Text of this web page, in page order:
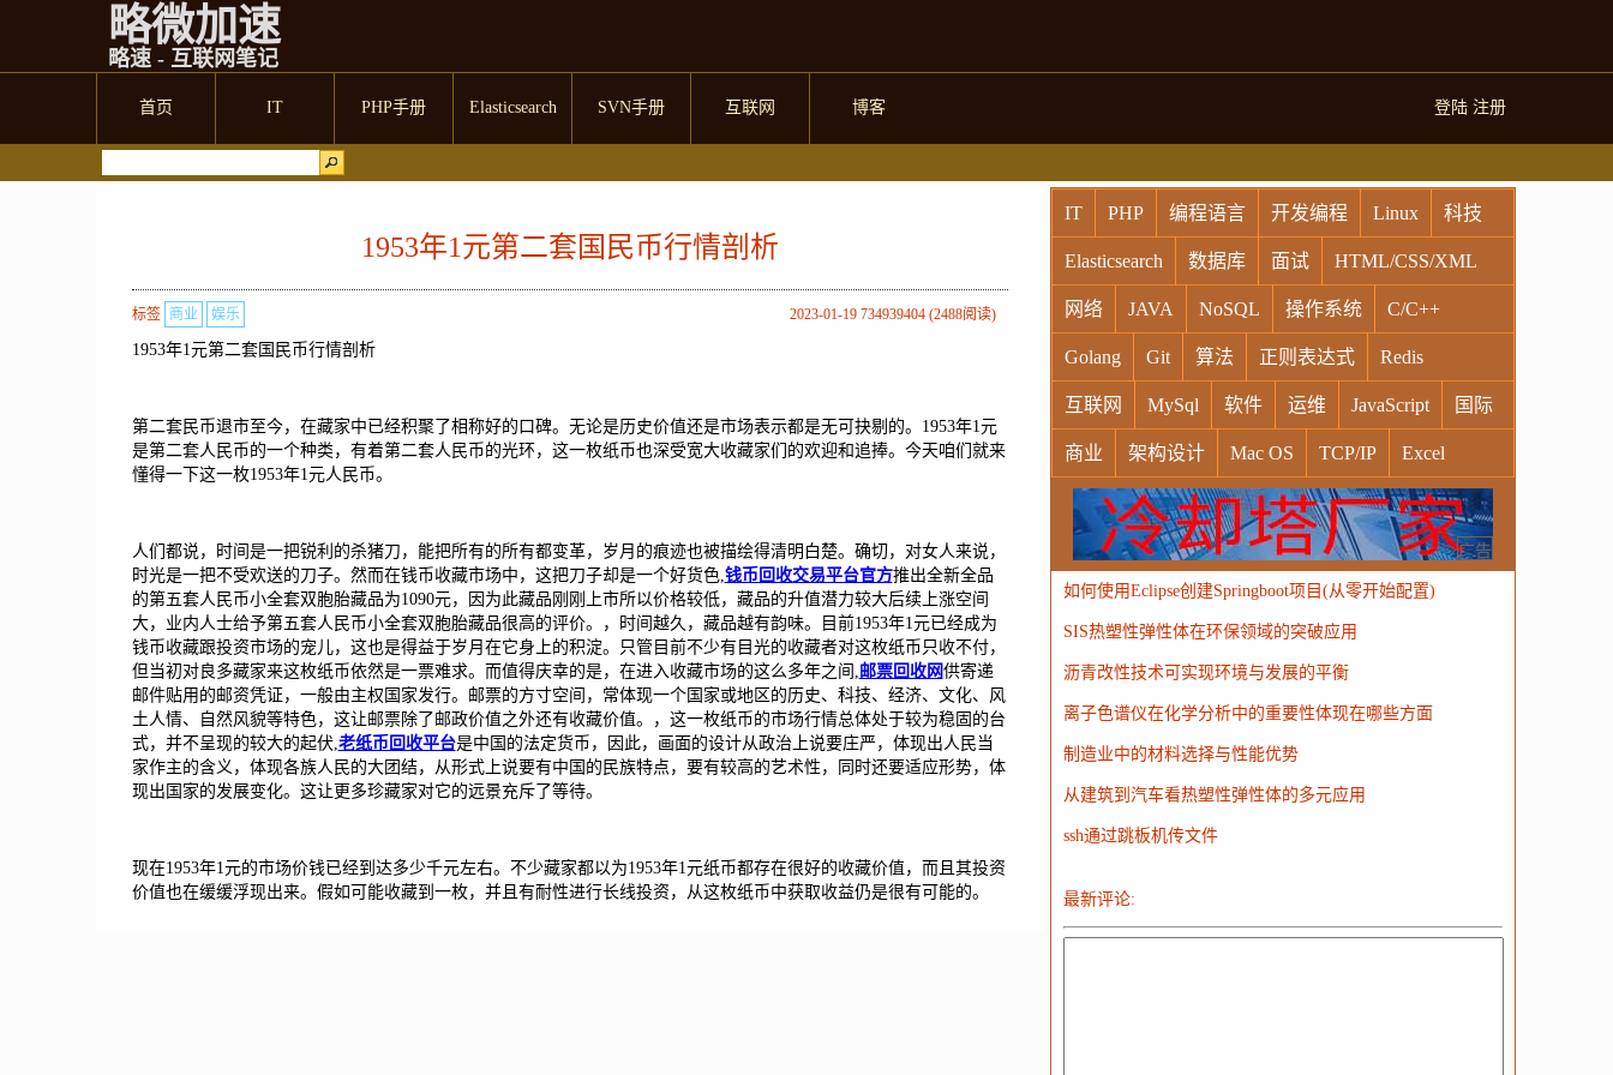
略微加速
略速 - 互联网笔记
首页 IT PHP手册 Elasticsearch SVN手册 互联网 博客 登陆 注册
1953年1元第二套国民币行情剖析
2023-01-19 734939404 (2488阅读)
标签 商业 娱乐
1953年1元第二套国民币行情剖析
第二套民币退市至今，在藏家中已经积聚了相称好的口碑。无论是历史价值还是市场表示都是无可抉剔的。1953年1元
是第二套人民币的一个种类，有着第二套人民币的光环，这一枚纸币也深受宽大收藏家们的欢迎和追捧。今天咱们就来
懂得一下这一枚1953年1元人民币。
人们都说，时间是一把锐利的杀猪刀，能把所有的所有都变革，岁月的痕迹也被描绘得清明白楚。确切，对女人来说，
时光是一把不受欢送的刀子。然而在钱币收藏市场中，这把刀子却是一个好货色,钱币回收交易平台官方推出全新全品
的第五套人民币小全套双胞胎藏品为1090元，因为此藏品刚刚上市所以价格较低，藏品的升值潜力较大后续上涨空间
大，业内人士给予第五套人民币小全套双胞胎藏品很高的评价。，时间越久，藏品越有韵味。目前1953年1元已经成为
钱币收藏跟投资市场的宠儿，这也是得益于岁月在它身上的积淀。只管目前不少有目光的收藏者对这枚纸币只收不付，
但当初对良多藏家来这枚纸币依然是一票难求。而值得庆幸的是，在进入收藏市场的这么多年之间, 邮票回收网供寄递
邮件贴用的邮资凭证，一般由主权国家发行。邮票的方寸空间，常体现一个国家或地区的历史、科技、经济、文化、风
土人情、自然风貌等特色，这让邮票除了邮政价值之外还有收藏价值。，这一枚纸币的市场行情总体处于较为稳固的台
式，并不呈现的较大的起伏,老纸币回收平台是中国的法定货币，因此，画面的设计从政治上说要庄严，体现出人民当
家作主的含义，体现各族人民的大团结，从形式上说要有中国的民族特点，要有较高的艺术性，同时还要适应形势，体
现出国家的发展变化。这让更多珍藏家对它的远景充斥了等待。
现在1953年1元的市场价钱已经到达多少千元左右。不少藏家都以为1953年1元纸币都存在很好的收藏价值，而且其投资
价值也在缓缓浮现出来。假如可能收藏到一枚，并且有耐性进行长线投资，从这枚纸币中获取收益仍是很有可能的。
IT PHP 编程语言 开发编程 Linux 科技
Elasticsearch 数据库 面试 HTML/CSS/XML
网络 JAVA NoSQL 操作系统 C/C++
Golang Git 算法 正则表达式 Redis
互联网 MySql 软件 运维 JavaScript 国际
商业 架构设计 Mac OS TCP/IP Excel
Windows Oracle Socket VR Vim
MongoDB 运营 Python MemCache 硬件
电子 娱乐 设计 摄影 nginx 游戏
WordPress HTTP 团建 数码电器
广告
如何使用Eclipse创建Springboot项目(从零开始配置)
SIS热塑性弹性体在环保领域的突破应用
沥青改性技术可实现环境与发展的平衡
离子色谱仪在化学分析中的重要性体现在哪些方面
制造业中的材料选择与性能优势
从建筑到汽车看热塑性弹性体的多元应用
ssh通过跳板机传文件
最新评论: